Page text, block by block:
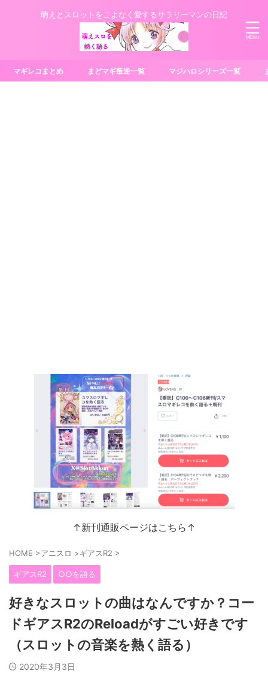
萌えとスロットをこよなく愛するサラリーマンの日記
マギレコまとめ まどマギ叛逆一覧 マジハロシリーズ一覧
↑新刊通販ページはこちら↑
HOME >アニスロ >ギアスR2 >
ギアスR2 ○○を語る
好きなスロットの曲はなんですか？コー
ドギアスR2のReloadがすごい好きです
（スロットの音楽を熱く語る）
2020年3月3日